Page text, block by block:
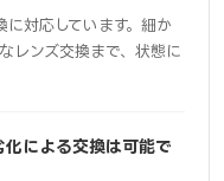
対応しています。細か
レンズ交換まで、状態に
による交換は可能で